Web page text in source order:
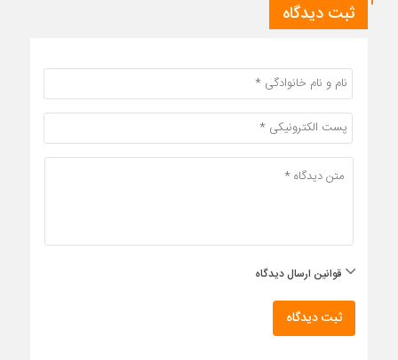
ثبت دیدگاه
قوانین ارسال دیدگاه
ثبت دیدگاه